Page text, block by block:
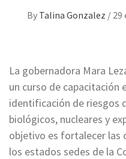
By Talina Gonzalez / 29
La gobernadora Mara
un curso de capacitación
identificación de riesgos
biológicos, nucleares y
objetivo es fortalecer las
los estados sedes de la